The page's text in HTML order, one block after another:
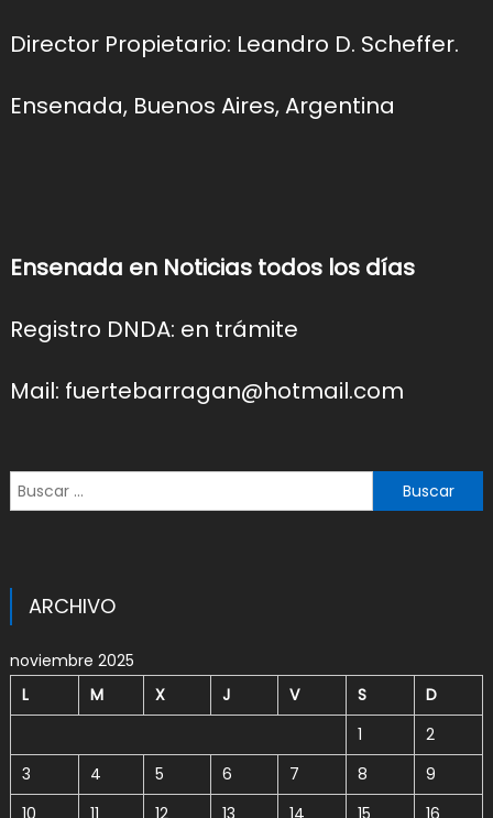
Director Propietario: Leandro D. Scheffer.
Ensenada, Buenos Aires, Argentina
Ensenada en Noticias todos los días
Registro DNDA: en trámite
Mail: fuertebarragan@hotmail.com
Buscar:
ARCHIVO
noviembre 2025
L
M X J V S
D
1
2
3
4 5 6 7 8
9